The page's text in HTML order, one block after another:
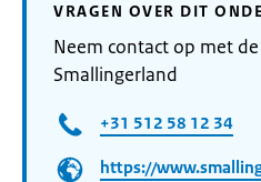
VRAGEN OVER DIT
Neem contact op met
Smallingerland
+31 512 58 12 34
https://